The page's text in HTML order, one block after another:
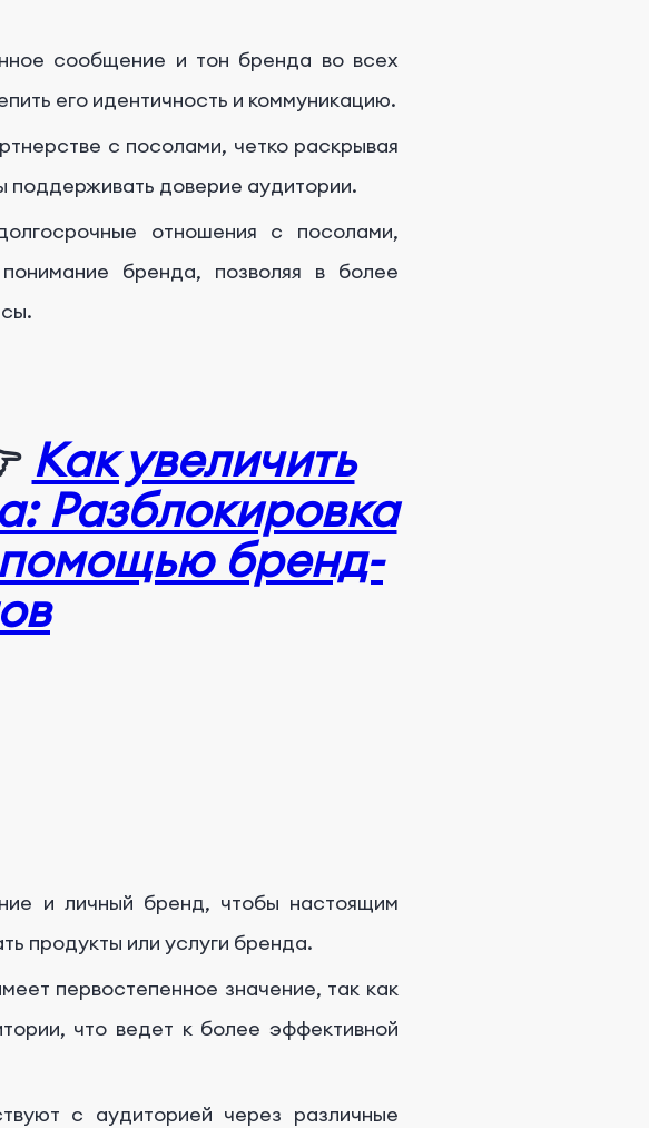
сообщение и тон бренда во всех
его идентичность и коммуникацию.
с посолами, четко раскрывая
поддерживать доверие аудитории.
отношения с посолами,
бренда, позволяя в более
Как увеличить
Разблокировка
бренд-
и личный бренд, чтобы настоящим
продукты или услуги бренда.
первостепенное значение, так как
что ведет к более эффективной
с аудиторией через различные